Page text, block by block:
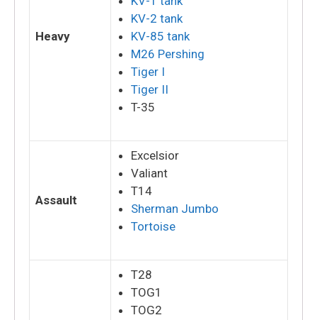
Heavy
KV-2 tank
KV-85 tank
M26 Pershing
Tiger I
Tiger II
T-35
Assault
Excelsior
Valiant
T14
Sherman Jumbo
Tortoise
T28
TOG1
TOG2